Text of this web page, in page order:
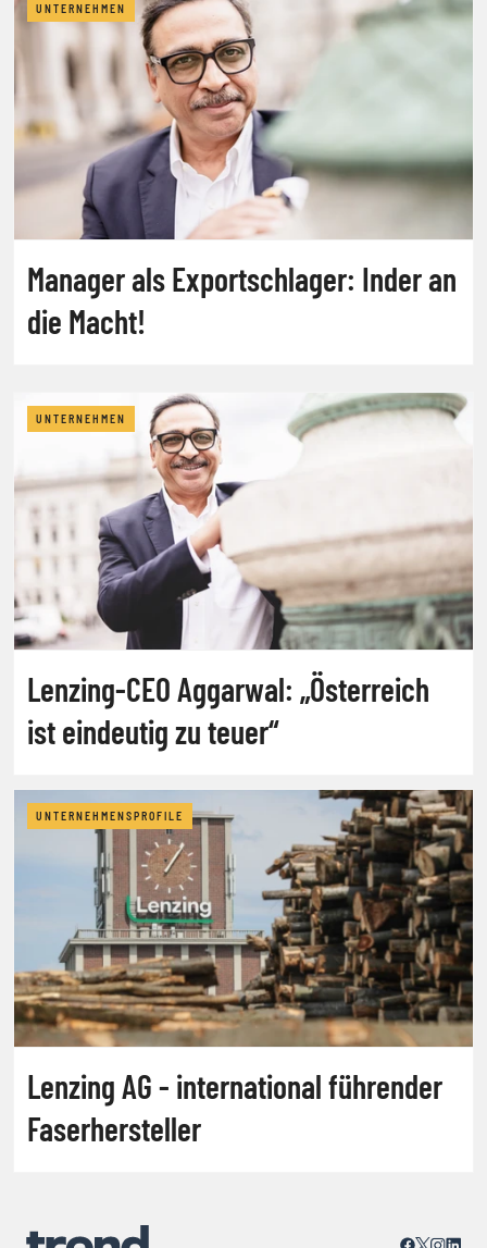
UNTERNEHMEN
Manager als Exportschlager: Inder an
die Macht!
UNTERNEHMEN
Lenzing-CEO Aggarwal: „Österreich
ist eindeutig zu teuer“
UNTERNEHMENSPROFILE
Lenzing AG - international führender
Faserhersteller